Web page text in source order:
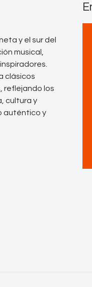
y el sur del
musical,
clásicos
reflejando los
cultura y
auténtico y